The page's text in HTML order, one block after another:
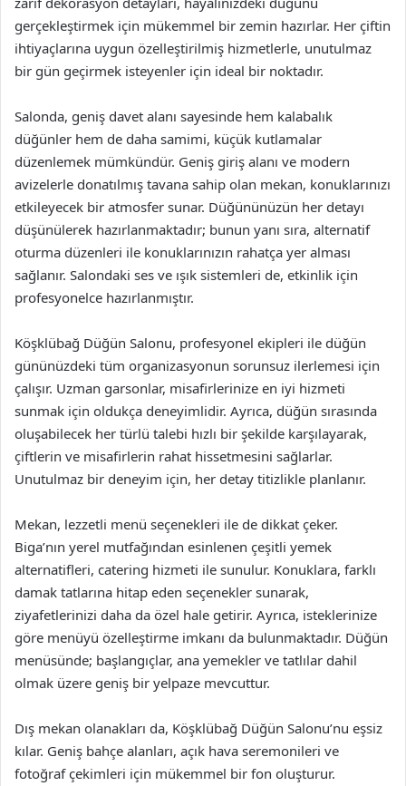
gerçekleştirmek için mükemmel bir zemin hazırlar. Her çiftin
ihtiyaçlarına uygun özelleştirilmiş hizmetlerle, unutulmaz
bir gün geçirmek isteyenler için ideal bir noktadır.
Salonda, geniş davet alanı sayesinde hem kalabalık
düğünler hem de daha samimi, küçük kutlamalar
düzenlemek mümkündür. Geniş giriş alanı ve modern
avizelerle donatılmış tavana sahip olan mekan, konuklarınızı
etkileyecek bir atmosfer sunar. Düğününüzün her detayı
düşünülerek hazırlanmaktadır; bunun yanı sıra, alternatif
oturma düzenleri ile konuklarınızın rahatça yer alması
sağlanır. Salondaki ses ve ışık sistemleri de, etkinlik için
profesyonelce hazırlanmıştır.
Köşklübağ Düğün Salonu, profesyonel ekipleri ile düğün
gününüzdeki tüm organizasyonun sorunsuz ilerlemesi için
çalışır. Uzman garsonlar, misafirlerinize en iyi hizmeti
sunmak için oldukça deneyimlidir. Ayrıca, düğün sırasında
oluşabilecek her türlü talebi hızlı bir şekilde karşılayarak,
çiftlerin ve misafirlerin rahat hissetmesini sağlarlar.
Unutulmaz bir deneyim için, her detay titizlikle planlanır.
Mekan, lezzetli menü seçenekleri ile de dikkat çeker.
Biga’nın yerel mutfağından esinlenen çeşitli yemek
alternatifleri, catering hizmeti ile sunulur. Konuklara, farklı
damak tatlarına hitap eden seçenekler sunarak,
ziyafetlerinizi daha da özel hale getirir. Ayrıca, isteklerinize
göre menüyü özelleştirme imkanı da bulunmaktadır. Düğün
menüsünde; başlangıçlar, ana yemekler ve tatlılar dahil
olmak üzere geniş bir yelpaze mevcuttur.
Dış mekan olanakları da, Köşklübağ Düğün Salonu’nu eşsiz
kılar. Geniş bahçe alanları, açık hava seremonileri ve
fotoğraf çekimleri için mükemmel bir fon oluşturur.